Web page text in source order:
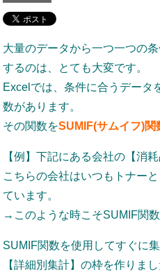
大量のデータから一つ一つの
するのは、とても大変です。
Excelでは、条件に合うデータ
数があります。
その関数をSUMIF(サムイフ)関
【例】下記にある会社の【消
こちらの会社はいつもトナー
ています。
→このような時こそSUMIF関数
SUMIF関数を使用してすぐに
【詳細別集計】の枠を作りまし